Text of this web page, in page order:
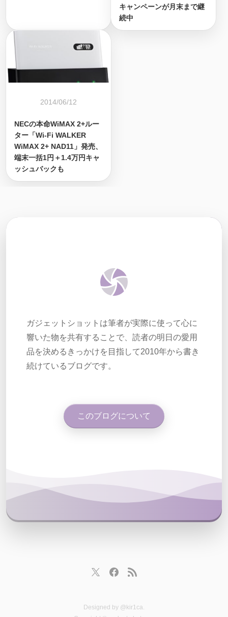
キャンペーンが月末まで継
続中
2014/06/12
NECの本命WiMAX 2+ルー
ター「Wi-Fi WALKER
WiMAX 2+ NAD11」発売、
端末一括1円＋1.4万円キャ
ッシュバックも
ガジェットショットは筆者が実際に使って心に
響いた物を共有することで、読者の明日の愛用
品を決めるきっかけを目指して2010年から書き
続けているブログです。
このブログについて
Designed by @kir1ca.